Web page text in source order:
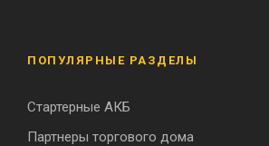
ПОПУЛЯРНЫЕ РАЗДЕЛЫ
Стартерные АКБ
Партнеры торгового дома